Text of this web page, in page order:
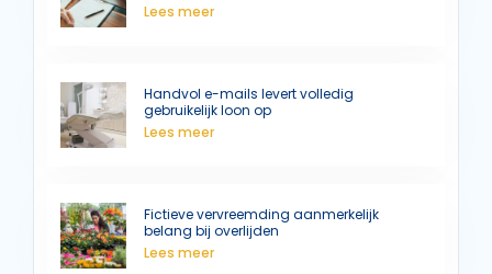
Lees meer
Handvol e-mails levert volledig
gebruikelijk loon op
Lees meer
Fictieve vervreemding aanmerkelijk
belang bij overlijden
Lees meer